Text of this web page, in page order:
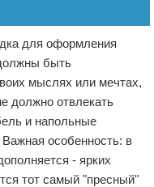
для оформления
быть
мыслях или мечтах,
должно отвлекать
и напольные
особенность: в
- ярких
тот самый "пресный"